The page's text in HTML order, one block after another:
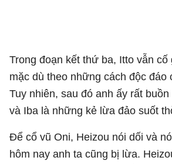
Trong đoạn kết thứ ba, Itto vẫn cố
mặc dù theo những cách độc đáo
Tuy nhiên, sau đó anh ấy rất
và Iba là những kẻ lừa đảo suốt
Để cổ vũ Oni, Heizou nói dối và
hôm nay anh ta cũng bị lừa.